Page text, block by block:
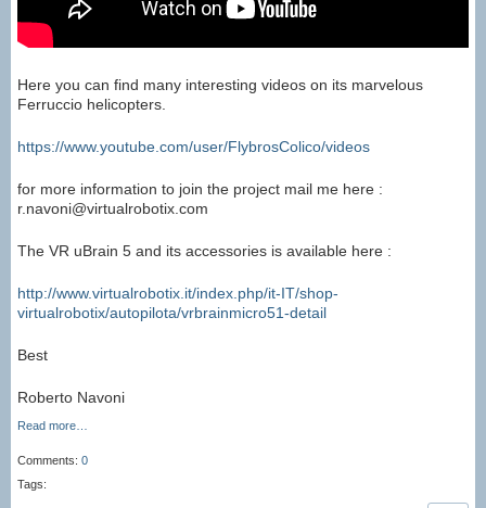
Here you can find many interesting videos on its marvelous
Ferruccio helicopters.
https://www.youtube.com/user/FlybrosColico/videos
for more information to join the project mail me here :
r.navoni@virtualrobotix.com
The VR uBrain 5 and its accessories is available here :
http://www.virtualrobotix.it/index.php/it-IT/shop-
virtualrobotix/autopilota/vrbrainmicro51-detail
Best
Roberto Navoni
Read more…
Comments: 0
Tags: